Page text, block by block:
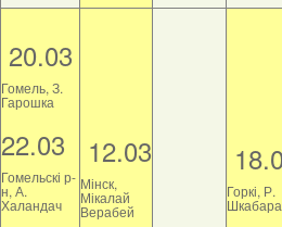
20.03
Гомель, З.
Гарошка
22.03
Гомельскі р-
н, А.
Халандач
12.03
Мінск,
Мікалай
Верабей
Горкі, Р.
Шкабара